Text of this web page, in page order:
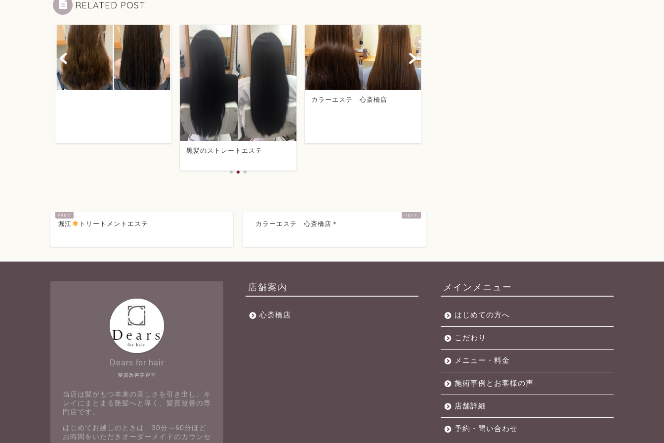
RELATED POST
黒髪のストレートエステ
カラーエステ 心斎橋店
堀江 トリートメントエステ カラーエステ 心斎橋店＊
髪質改善美容室
Dears for hair
当店は髪がもつ本来の美しさを引き出し、キ
レイにまとまる艶髪へと導く、髪質改善の専
門店です。
はじめてお越しのときは、30分～60分ほど
お時間をいただきオーダーメイドのカウンセ
店舗案内
心斎橋店
メインメニュー
はじめての方へ
こだわり
メニュー・料金
施術事例とお客様の声
店舗詳細
予約・問い合わせ